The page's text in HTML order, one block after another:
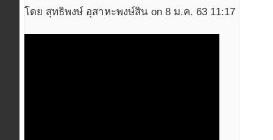
โดย สุทธิพงษ์ อุสาหะพงษ์สิน on 8 ม.ค. 63 11:17